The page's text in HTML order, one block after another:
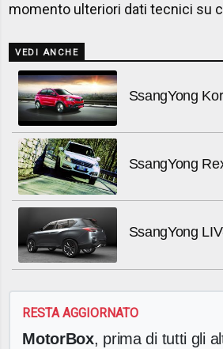
momento ulteriori dati tecnici su
VEDI ANCHE
SsangYong
SsangYong
SsangYong
RESTA AGGIORNATO
MotorBox, prima di tutti gli